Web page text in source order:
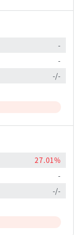
-
-
-/-
27.01%
-
-/-